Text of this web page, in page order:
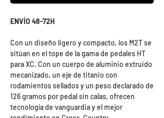
ENVÍO 48-72H
Con un diseño ligero y compacto, los M2T se
sitúan en el tope de la gama de pedales HT
para XC. Con un cuerpo de aluminio extruido
mecanizado, un eje de titanio con
rodamientos sellados y un peso declarado de
126 gramos por pedal sin calas, ofrecen
tecnología de vanguardia y el mejor